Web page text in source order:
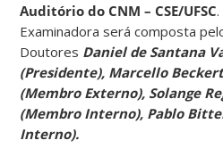
Auditório do CNM – CSE/UFSC
Examinadora será composta
Doutores Daniel de Santana
(Presidente), Marcello
(Membro Externo), Solange
(Membro Interno), Pablo
Interno).